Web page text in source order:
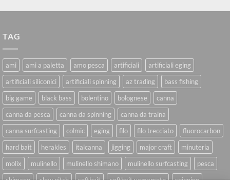
TAG
ami ami a paletta amo pesca artificiali
artificiali eging
artificiali siliconici
artificiali spinning az trading
bass fishing
big game
black bass bolentino bolognese
canna
canna da pesca
canna da spinning
canna da traina
canna surfcasting
colmic eging filo filo trecciato
fluorocarbon
hard bait
herakles italcanna jigging major craft
minuteria
molix
mulinello mulinello shimano mulinello surfcasting
pesca
shimano
slow pitch softbait softbait yamamoto spinning